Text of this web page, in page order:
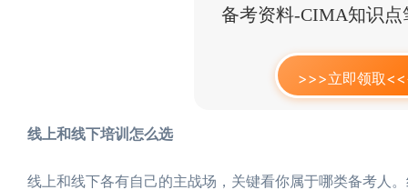
备考资料-CIMA知识点
>>>立即领取
线上和线下培训怎么选
线上和线下各有自己的主战场，关键看你属于哪类备考人